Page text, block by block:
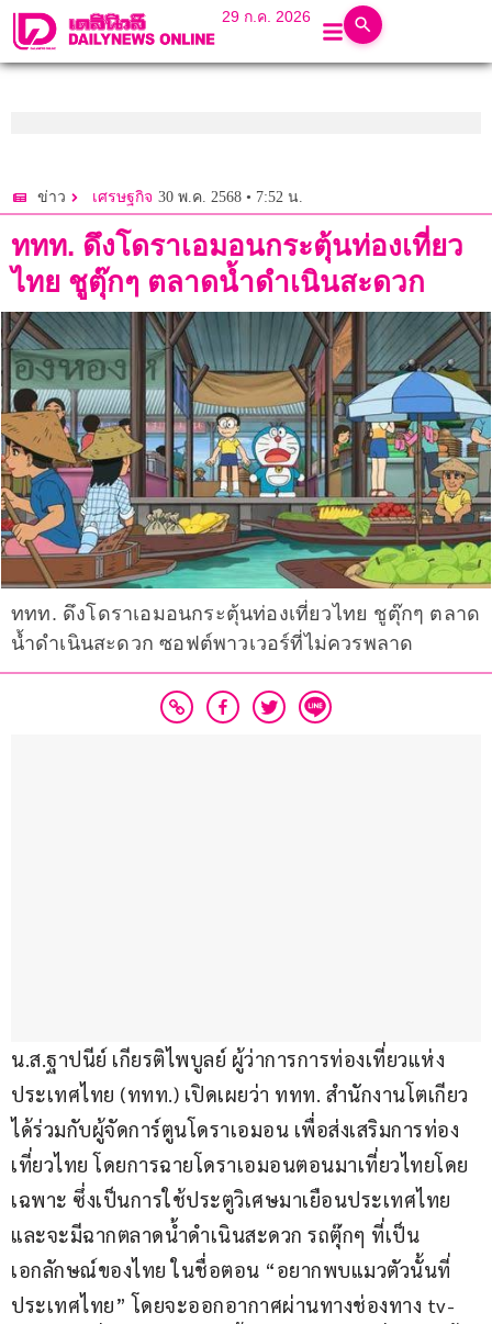
29 ก.ค. 2026
ข่าว เศรษฐกิจ 30 พ.ค. 2568 • 7:52 น.
ททท. ดึงโดราเอมอนกระตุ้นท่องเที่ยว
ไทย ชูตุ๊กๆ ตลาดน้ำดำเนินสะดวก
ททท. ดึงโดราเอมอนกระตุ้นท่องเที่ยวไทย ชูตุ๊กๆ ตลาด
น้ำดำเนินสะดวก ซอฟต์พาวเวอร์ที่ไม่ควรพลาด
น.ส.ฐาปนีย์ เกียรติไพบูลย์ ผู้ว่าการการท่องเที่ยวแห่ง
ประเทศไทย (ททท.) เปิดเผยว่า ททท. สำนักงานโตเกียว
ได้ร่วมกับผู้จัดการ์ตูนโดราเอมอน เพื่อส่งเสริมการท่อง
เที่ยวไทย โดยการฉายโดราเอมอนตอนมาเที่ยวไทยโดย
เฉพาะ ซึ่งเป็นการใช้ประตูวิเศษมาเยือนประเทศไทย
และจะมีฉากตลาดน้ำดำเนินสะดวก รถตุ๊กๆ ที่เป็น
เอกลักษณ์ของไทย ในชื่อตอน “อยากพบแมวตัวนั้นที่
ประเทศไทย” โดยจะออกอากาศผ่านทางช่องทาง tv-